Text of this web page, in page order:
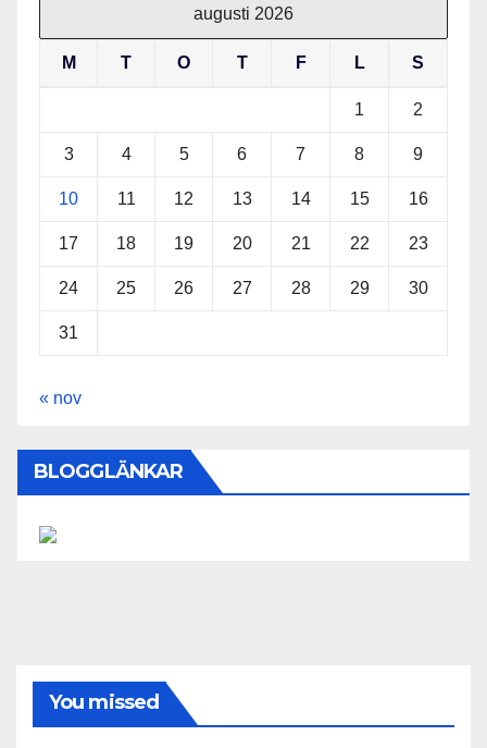
augusti 2026
M T O T F L S
1 2
3 4 5 6 7 8 9
10 11 12 13 14 15 16
17 18 19 20 21 22 23
24 25 26 27 28 29 30
31
« nov
BLOGGLÄNKAR
You missed